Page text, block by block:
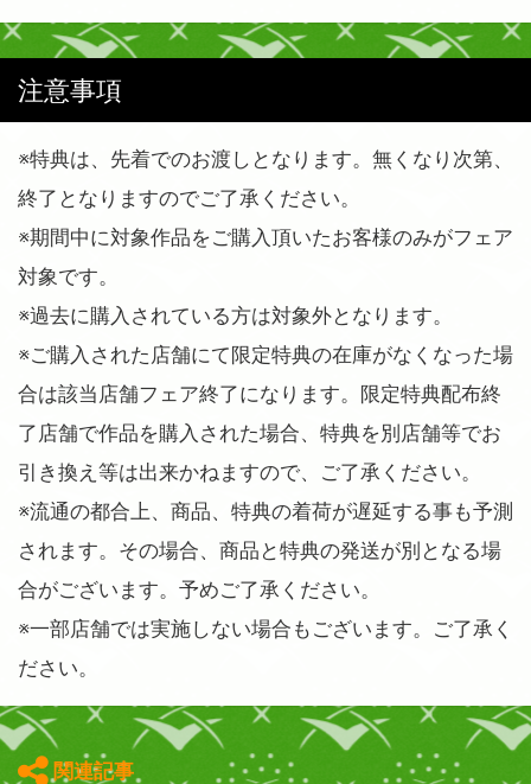
注意事項
※特典は、先着でのお渡しとなります。無くなり次第、
終了となりますのでご了承ください。
※期間中に対象作品をご購入頂いたお客様のみがフェア
対象です。
※過去に購入されている方は対象外となります。
※ご購入された店舗にて限定特典の在庫がなくなった場
合は該当店舗フェア終了になります。限定特典配布終
了店舗で作品を購入された場合、特典を別店舗等でお
引き換え等は出来かねますので、ご了承ください。
※流通の都合上、商品、特典の着荷が遅延する事も予測
されます。その場合、商品と特典の発送が別となる場
合がございます。予めご了承ください。
※一部店舗では実施しない場合もございます。ご了承く
ださい。
関連記事